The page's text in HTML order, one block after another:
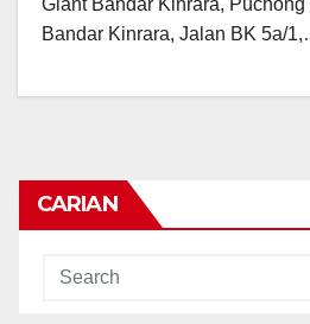
Giant Bandar Kinrara,
Bandar Kinrara, Jalan BK 5a/
CARIAN